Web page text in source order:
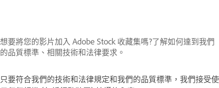
想要將您的影片加入 Adobe Stock 收藏集嗎?了解如何達到我們
的品質標準、相關技術和法律要求。
只要符合我們的技術和法律規定和我們的品質標準，我們接受使